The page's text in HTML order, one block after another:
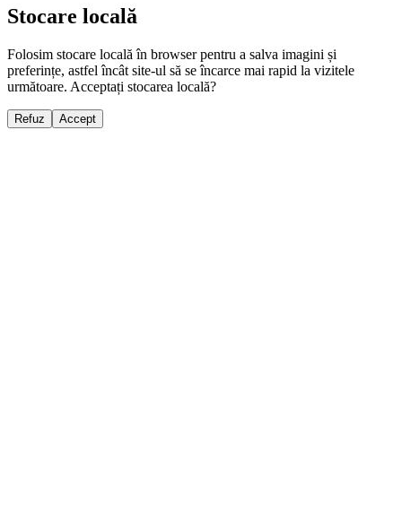
Stocare locală
Folosim stocare locală în browser pentru a salva imagini și
preferințe, astfel încât site-ul să se încarce mai rapid la vizitele
următoare. Acceptați stocarea locală?
Refuz Accept